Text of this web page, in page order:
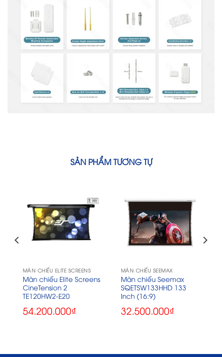
SẢN PHẨM TƯƠNG TỰ
MÀN CHIẾU ELITE SCREENS
Màn chiếu Elite Screens
CineTension 2
TE120HW2-E20
54.200.000₫
MÀN CHIẾU SEEMAX
Màn chiếu Seemax
SQETSW133HHD 133
Inch (16:9)
32.500.000₫